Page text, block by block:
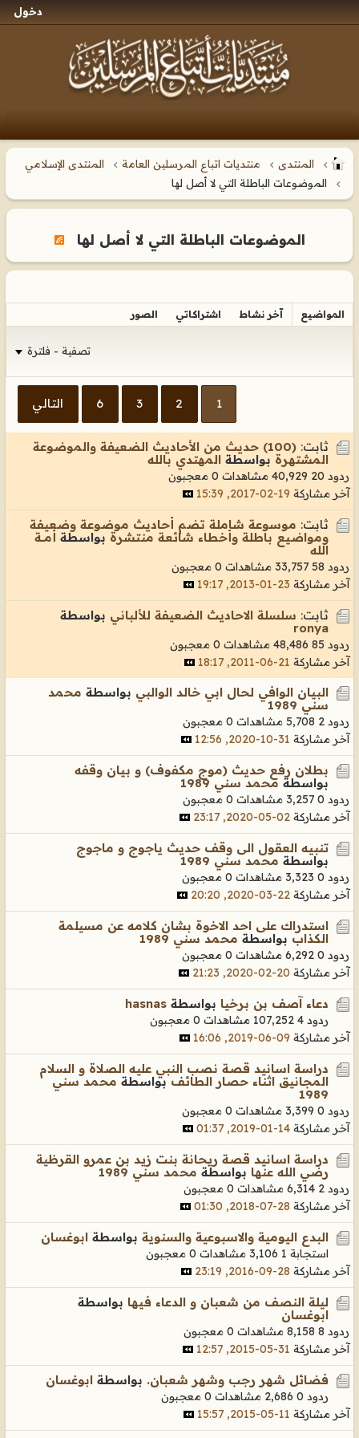
دخول
المنتدى منتديات اتباع المرسلين العامة
المنتدى الإسلامي
الموضوعات الباطلة التي لا أصل لها
الموضوعات الباطلة التي لا أصل لها
المواضيع آخر نشاط اشتراكاتي الصور
تصفية - فلترة
1
2
3
6 التالي
ثابت:
(100) حديث من الأحاديث الضعيفة والموضوعة
المشتهرة بواسطة المهتدي بالله
ردود 20 40,929 مشاهدات
0 معجبون
آخر مشاركة 19-02-2017, 15:39
ثابت: موسوعة شاملة تضم أحاديث موضوعة وضعيفة
ومواضيع باطلة وأخطاء شائعة منتشرة بواسطة أمـــة
الله
ردود 58 33,757 مشاهدات
0 معجبون
آخر مشاركة 23-01-2013, 19:17
ثابت: سلسلة الاحاديث الضعيفة للألباني بواسطة
ronya
ردود 85 48,486 مشاهدات
0 معجبون
آخر مشاركة 21-06-2011, 18:17
البيان الوافي لحال ابي خالد الوالبي بواسطة محمد
سني 1989
ردود 2 5,708 مشاهدات
0 معجبون
آخر مشاركة 31-10-2020, 12:56
بطلان رفع حديث (موج مكفوف) و بيان وقفه
بواسطة محمد سني 1989
ردود 0 3,257 مشاهدات
0 معجبون
آخر مشاركة 02-05-2020, 23:17
تنبيه العقول الى وقف حديث ياجوج و ماجوج
بواسطة محمد سني 1989
ردود 0 3,323 مشاهدات
0 معجبون
آخر مشاركة 22-03-2020, 20:20
استدراك على احد الاخوة بشان كلامه عن مسيلمة
الكذاب بواسطة محمد سني 1989
ردود 0 6,292 مشاهدات
0 معجبون
آخر مشاركة 20-02-2020, 21:23
دعاء آصف بن برخيا بواسطة hasnas
ردود 4 107,252 مشاهدات
0 معجبون
آخر مشاركة 09-06-2019, 16:06
دراسة اسانيد قصة نصب النبي عليه الصلاة و السلام
المجانيق اثناء حصار الطائف بواسطة محمد سني
1989
ردود 0 3,399 مشاهدات
0 معجبون
آخر مشاركة 14-01-2019, 01:37
دراسة اسانيد قصة ريحانة بنت زيد بن عمرو القرظية
رضي الله عنها بواسطة محمد سني 1989
ردود 2 6,314 مشاهدات
0 معجبون
آخر مشاركة 28-07-2018, 01:30
البدع اليومية والاسبوعية والسنوية بواسطة ابوغسان
استجابة 1 3,106 مشاهدات
0 معجبون
آخر مشاركة 28-09-2016, 23:19
ليلة النصف من شعبان و الدعاء فيها بواسطة
ابوغسان
ردود 8 8,158 مشاهدات
0 معجبون
آخر مشاركة 31-05-2015, 12:57
فضائل شهر رجب وشهر شعبان. بواسطة ابوغسان
ردود 0 2,686 مشاهدات
0 معجبون
آخر مشاركة 11-05-2015, 15:57